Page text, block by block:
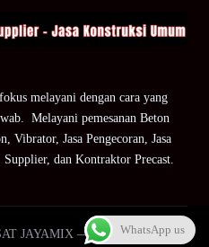
melayani dengan cara yang
Melayani pemesanan Beton
Vibrator, Jasa Pengecoran, Jasa
dan Kontraktor Precast.
JAYAMIX — ZPJ Group.WhatsApp us